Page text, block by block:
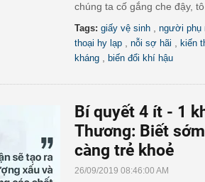
chúng ta cố gắng che đậy,
Tags: giấy vệ sinh người phụ
thoại hy lạp
nỗi sợ hãi kiến
kháng
biến đổi khí hậu
Bí quyết 4 ít - 1
Thương: Biết
càng trẻ khoẻ
26/09/2019 08:46:00 AM